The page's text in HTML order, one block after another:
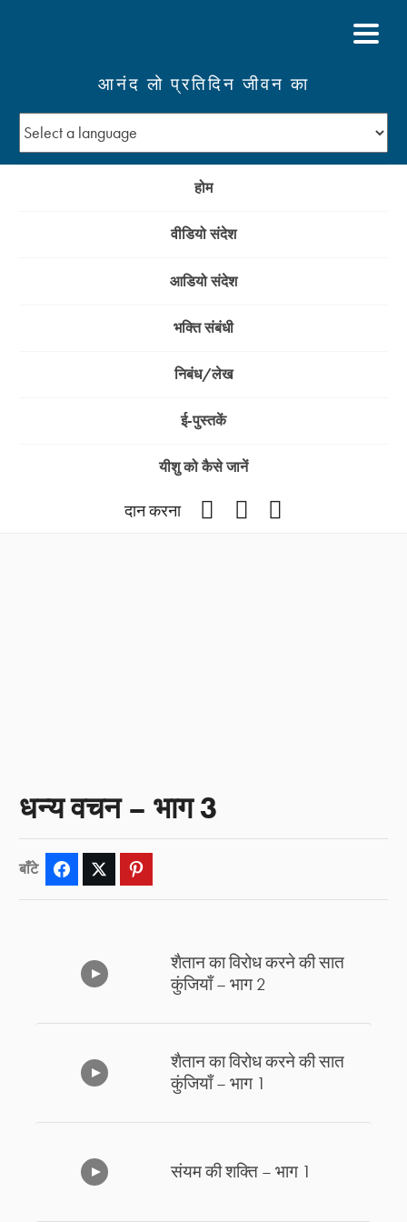
आनंद लो प्रतिदिन जीवन का
होम
वीडियो संदेश
आडियो संदेश
भक्ति संबंधी
निबंध/लेख
ई-पुस्तकें
यीशु को कैसे जानें
दान करना
धन्य वचन – भाग 3
बाँटे Facebook Twitter
शैतान का विरोध करने की सात
कुंजियाँ – भाग 2
शैतान का विरोध करने की सात
कुंजियाँ – भाग 1
संयम की शक्ति – भाग 1